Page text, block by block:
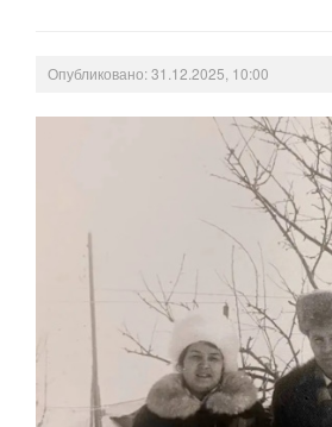
Опубликовано: 31.12.2025, 10:00